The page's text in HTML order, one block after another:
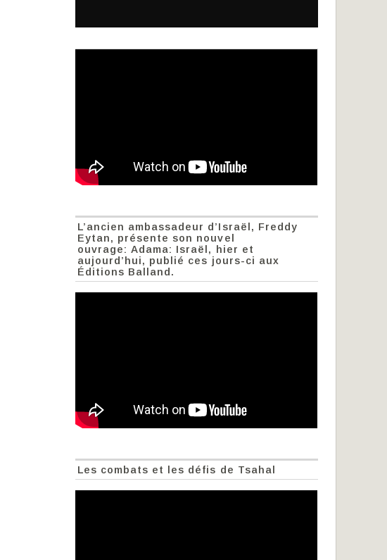
L’ancien ambassadeur d’Israël, Freddy
Eytan, présente son nouvel
ouvrage: Adama: Israël, hier et
aujourd’hui, publié ces jours-ci aux
Éditions Balland.
Les combats et les défis de Tsahal